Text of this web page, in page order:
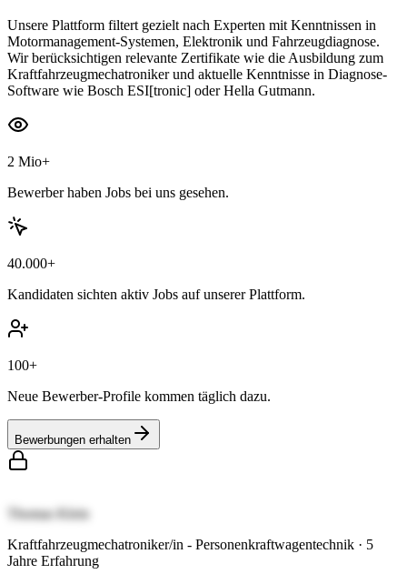
Unsere Plattform filtert gezielt nach Experten mit Kenntnissen in
Motormanagement-Systemen, Elektronik und Fahrzeugdiagnose.
Wir berücksichtigen relevante Zertifikate wie die Ausbildung zum
Kraftfahrzeugmechatroniker und aktuelle Kenntnisse in Diagnose-
Software wie Bosch ESI[tronic] oder Hella Gutmann.
2 Mio+
Bewerber haben Jobs bei uns gesehen.
40.000+
Kandidaten sichten aktiv Jobs auf unserer Plattform.
100+
Neue Bewerber-Profile kommen täglich dazu.
Bewerbungen erhalten
Thomas Klein
Kraftfahrzeugmechatroniker/in - Personenkraftwagentechnik · 5
Jahre Erfahrung